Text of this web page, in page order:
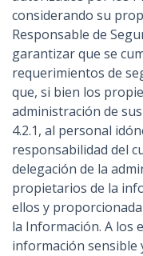
considerando su
Responsable de
garantizar que se
requerimientos de
que, si bien los
administración de
4.2.1, al personal
responsabilidad del
delegación de la
propietarios de la
ellos y
la Información. A los
información sensible